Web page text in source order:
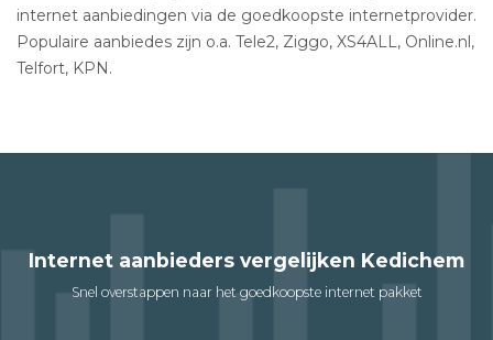
internet aanbiedingen via de goedkoopste internetprovider.
Populaire aanbiedes zijn o.a. Tele2, Ziggo, XS4ALL, Online.nl,
Telfort, KPN.
Internet aanbieders vergelijken Kedichem
Snel overstappen naar het goedkoopste internet pakket